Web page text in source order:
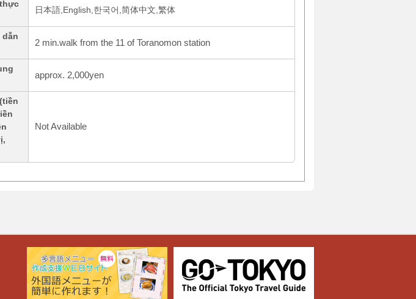
日本語,English,한국어,简体中文,繁体
dẫn
2 min.walk from the 11 of Toranomon station
approx. 2,000yen
Not Available